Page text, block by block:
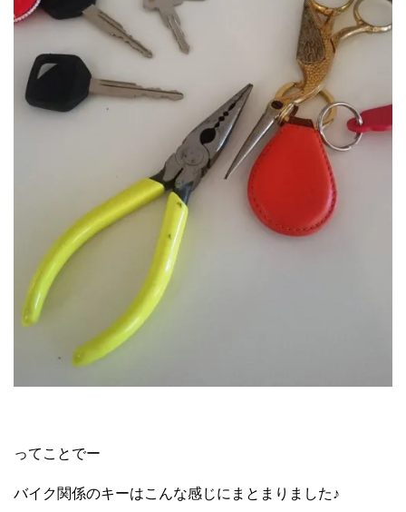
ってことでー
バイク関係のキーはこんな感じにまとまりました♪